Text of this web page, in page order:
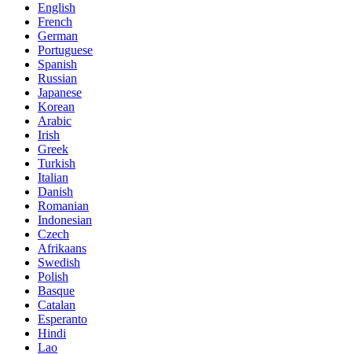
English
French
German
Portuguese
Spanish
Russian
Japanese
Korean
Arabic
Irish
Greek
Turkish
Italian
Danish
Romanian
Indonesian
Czech
Afrikaans
Swedish
Polish
Basque
Catalan
Esperanto
Hindi
Lao